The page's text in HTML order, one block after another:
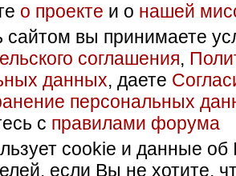
о проекте и о нашей
сайтом вы принимаете
соглашения,
данных, даете
персональных
с правилами форума
cookie и данные об
если Вы не хотите,